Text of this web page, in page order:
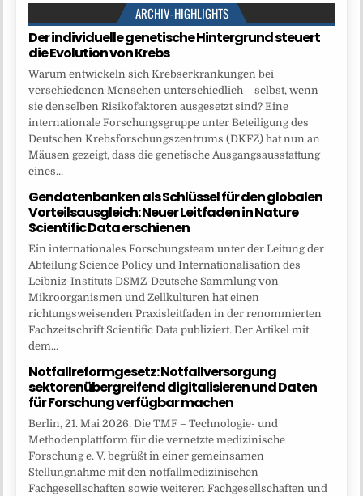
ARCHIV-HIGHLIGHTS
Der individuelle genetische Hintergrund steuert
die Evolution von Krebs
Warum entwickeln sich Krebserkrankungen bei
verschiedenen Menschen unterschiedlich – selbst, wenn
sie denselben Risikofaktoren ausgesetzt sind? Eine
internationale Forschungsgruppe unter Beteiligung des
Deutschen Krebsforschungszentrums (DKFZ) hat nun an
Mäusen gezeigt, dass die genetische Ausgangsausstattung
eines...
Gendatenbanken als Schlüssel für den globalen
Vorteilsausgleich: Neuer Leitfaden in Nature
Scientific Data erschienen
Ein internationales Forschungsteam unter der Leitung der
Abteilung Science Policy und Internationalisation des
Leibniz-Instituts DSMZ-Deutsche Sammlung von
Mikroorganismen und Zellkulturen hat einen
richtungsweisenden Praxisleitfaden in der renommierten
Fachzeitschrift Scientific Data publiziert. Der Artikel mit
dem...
Notfallreformgesetz: Notfallversorgung
sektorenübergreifend digitalisieren und Daten
für Forschung verfügbar machen
Berlin, 21. Mai 2026. Die TMF – Technologie- und
Methodenplattform für die vernetzte medizinische
Forschung e. V. begrüßt in einer gemeinsamen
Stellungnahme mit den notfallmedizinischen
Fachgesellschaften sowie weiteren Fachgesellschaften und